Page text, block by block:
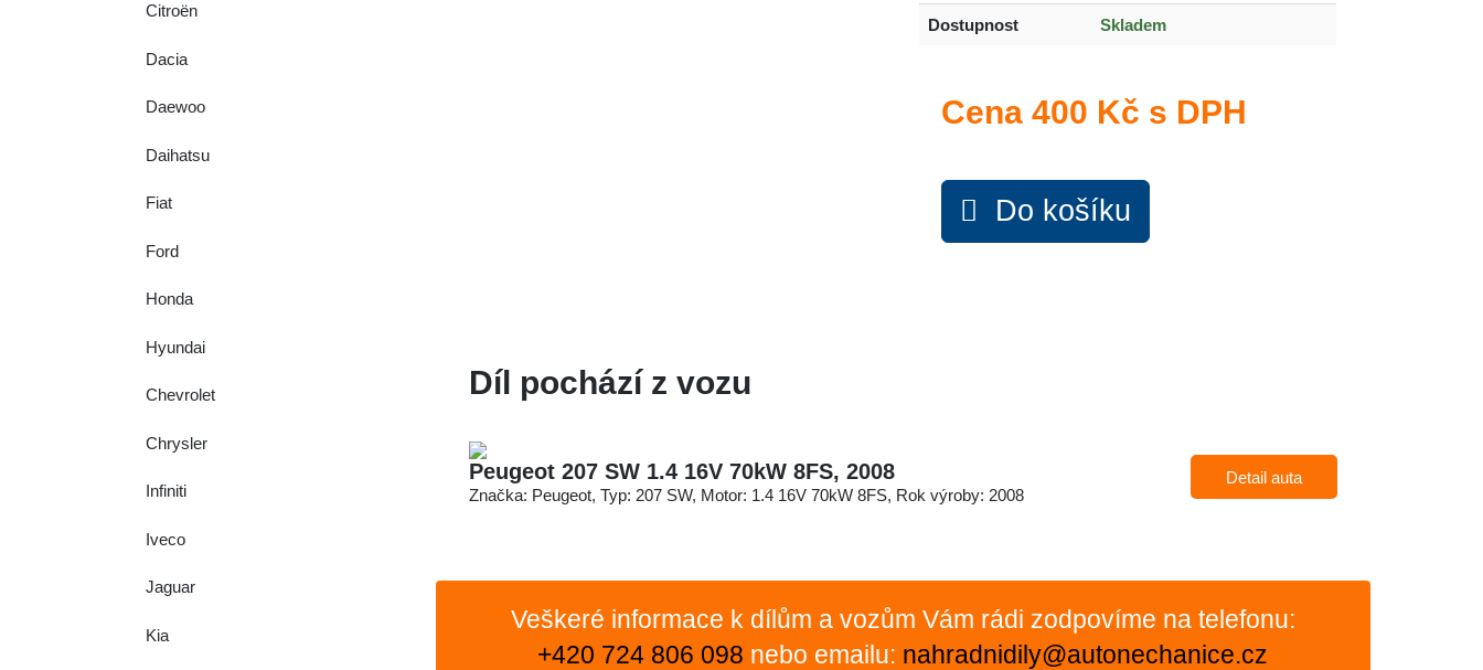
Citroën
Dacia
Daewoo
Daihatsu
Fiat
Ford
Honda
Hyundai
Chevrolet
Chrysler
Infiniti
Iveco
Jaguar
Kia
Dostupnost Skladem
Cena400 Kč s DPH
Do košíku
Díl pochází z vozu
Peugeot 207 SW 1.4 16V 70kW 8FS, 2008
Značka: Peugeot, Typ: 207 SW, Motor: 1.4 16V 70kW 8FS, Rok výroby: 2008
Detail auta
Veškeré informace k dílům a vozům Vám rádi zodpovíme na telefonu:
+420 724 806 098 nebo emailu: nahradnidily@autonechanice.cz